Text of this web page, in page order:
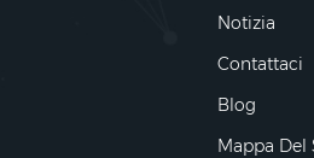
Notizia
Contattaci
Blog
Mappa Del